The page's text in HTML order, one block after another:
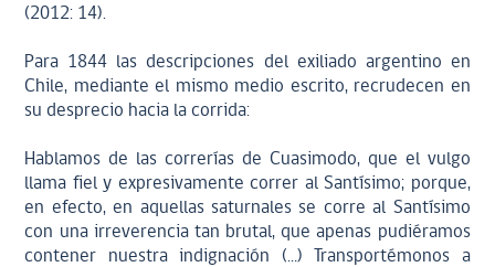
(2012: 14).
Para 1844 las descripciones del exiliado argentino en
Chile, mediante el mismo medio escrito, recrudecen en
su desprecio hacia la corrida:
Hablamos de las correrías de Cuasimodo, que el vulgo
llama fiel y expresivamente correr al Santísimo; porque,
en efecto, en aquellas saturnales se corre al Santísimo
con una irreverencia tan brutal, que apenas pudiéramos
contener nuestra indignación (…) Transportémonos a